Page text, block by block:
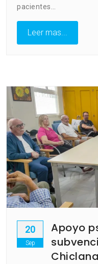
pacientes…
Leer mas...
20
Sep
Apoyo
Chiclana